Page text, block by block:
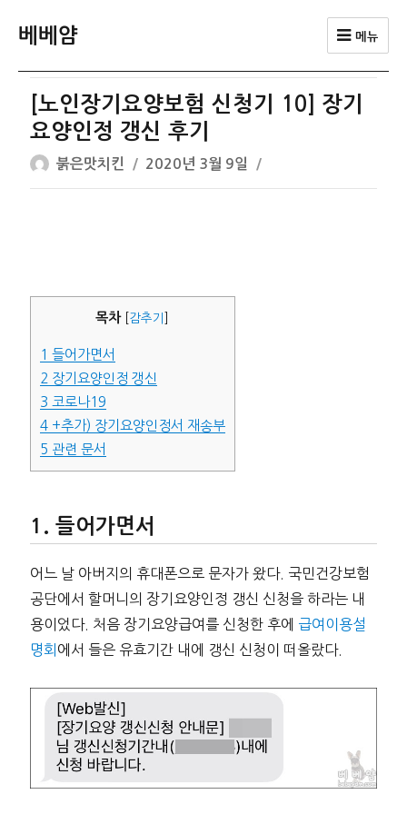
베베얌 메뉴
[노인장기요양보험 신청기 10] 장기
요양인정 갱신 후기
글
쓴
붉은맛치킨
작
성
2020년 3월 9일
목차 감추기
1 들어가면서
2 장기요양인정 갱신
3 코로나19
4+추가) 장기요양인정서 재송부
5 관련 문서
들어가면서
어느 날 아버지의 휴대폰으로 문자가 왔다. 국민건강보험
공단에서 할머니의 장기요양인정 갱신 신청을 하라는 내
용이었다. 처음 장기요양급여를 신청한 후에 급여이용설
명회 에서 들은 유효기간 내에 갱신 신청이 떠올랐다.